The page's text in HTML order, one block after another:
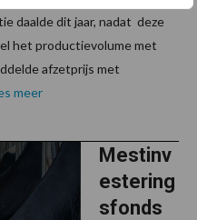
daalde dit jaar, nadat deze
het productievolume met
afzetprijs met
meer
Mestinv
estering
sfonds